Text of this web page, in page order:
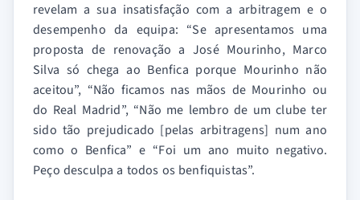
revelam a sua insatisfação com a arbitragem e o
desempenho da equipa: “Se apresentamos uma
proposta de renovação a José Mourinho, Marco
Silva só chega ao Benfica porque Mourinho não
aceitou”, “Não ficamos nas mãos de Mourinho ou
do Real Madrid”, “Não me lembro de um clube ter
sido tão prejudicado [pelas arbitragens] num ano
como o Benfica” e “Foi um ano muito negativo.
Peço desculpa a todos os benfiquistas”.